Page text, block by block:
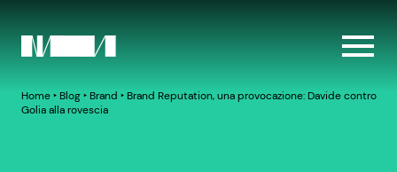
Home‣ Blog‣ Brand ‣ Brand Reputation, una provocazione: Davide contro
Golia alla rovescia